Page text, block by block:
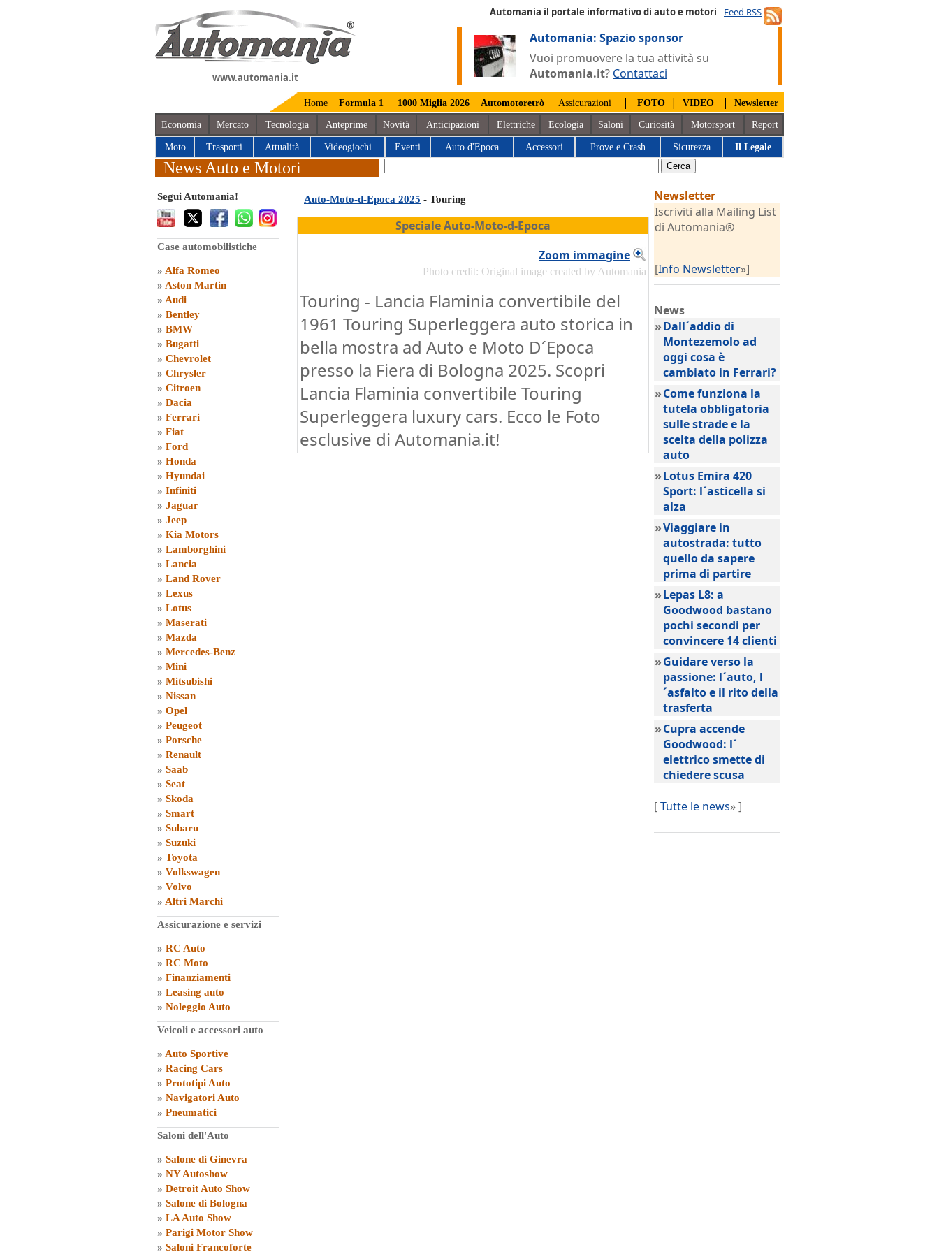
www.automania.it
Automania il portale informativo di auto e motori - Feed RSS
Automania: Spazio sponsor
Vuoi promuovere la tua attività su
Automania.it? Contattaci
Home Formula 1 1000 Miglia 2026 Automotoretrò Assicurazioni | FOTO | VIDEO | Newsletter
Economia Mercato Tecnologia Anteprime Novità Anticipazioni Elettriche Ecologia Saloni Curiosità Motorsport Report
Moto Trasporti Attualità Videogiochi Eventi Auto d'Epoca Accessori Prove e Crash Sicurezza Il Legale
News Auto e Motori
Segui Automania!
Case automobilistiche
» Alfa Romeo
» Aston Martin
» Audi
» Bentley
» BMW
» Bugatti
» Chevrolet
» Chrysler
» Citroen
» Dacia
» Ferrari
» Fiat
» Ford
» Honda
» Hyundai
» Infiniti
» Jaguar
» Jeep
» Kia Motors
» Lamborghini
» Lancia
» Land Rover
» Lexus
» Lotus
» Maserati
» Mazda
» Mercedes-Benz
» Mini
» Mitsubishi
» Nissan
» Opel
» Peugeot
» Porsche
» Renault
» Saab
» Seat
» Skoda
» Smart
» Subaru
» Suzuki
» Toyota
» Volkswagen
» Volvo
» Altri Marchi
Assicurazione e servizi
» RC Auto
» RC Moto
» Finanziamenti
» Leasing auto
» Noleggio Auto
Veicoli e accessori auto
» Auto Sportive
» Racing Cars
» Prototipi Auto
» Navigatori Auto
» Pneumatici
Saloni dell'Auto
» Salone di Ginevra
» NY Autoshow
» Detroit Auto Show
» Salone di Bologna
» LA Auto Show
» Parigi Motor Show
» Saloni Francoforte
Auto-Moto-d-Epoca 2025 - Touring
Speciale Auto-Moto-d-Epoca
Zoom immagine
Photo credit: Original image created by Automania
Touring - Lancia Flaminia convertibile del
1961 Touring Superleggera auto storica in
bella mostra ad Auto e Moto D´Epoca
presso la Fiera di Bologna 2025. Scopri
Lancia Flaminia convertibile Touring
Superleggera luxury cars. Ecco le Foto
esclusive di Automania.it!
Newsletter
Iscriviti alla Mailing List
di Automania®
[Info Newsletter»]
News
»Dall´addio di
Montezemolo ad
oggi cosa è
cambiato in Ferrari?
»Come funziona la
tutela obbligatoria
sulle strade e la
scelta della polizza
auto
»Lotus Emira 420
Sport: l´asticella si
alza
»Viaggiare in
autostrada: tutto
quello da sapere
prima di partire
»Lepas L8: a
Goodwood bastano
pochi secondi per
convincere 14 clienti
»Guidare verso la
passione: l´auto, l
´asfalto e il rito della
trasferta
»Cupra accende
Goodwood: l´
elettrico smette di
chiedere scusa
[Tutte le news» ]